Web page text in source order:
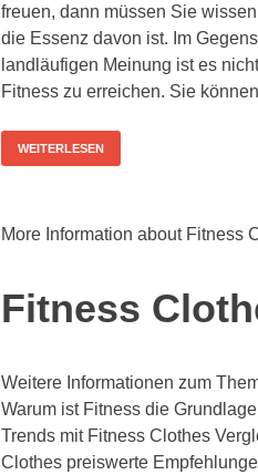
freuen, dann müssen Sie
die Essenz davon ist. Im
landläufigen Meinung ist es
Fitness zu erreichen. Sie
WEITERLESEN
More Information about Fitness
Fitness
Weitere Informationen zum
Warum ist Fitness die
Trends mit Fitness Clothes
Clothes preiswerte